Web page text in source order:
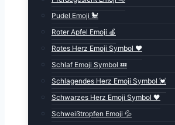
Pudel Emoji 🐩
Roter Apfel Emoji 🍎
Rotes Herz Emoji Symbol ❤️
Schlaf Emoji Symbol 💤
Schlagendes Herz Emoji Symbol 💓
Schwarzes Herz Emoji Symbol 🖤
Schweißtropfen Emoji 💦